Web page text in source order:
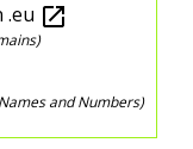
.eu open_in_new
and Numbers)